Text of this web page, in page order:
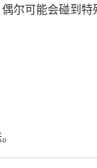
可能会碰到